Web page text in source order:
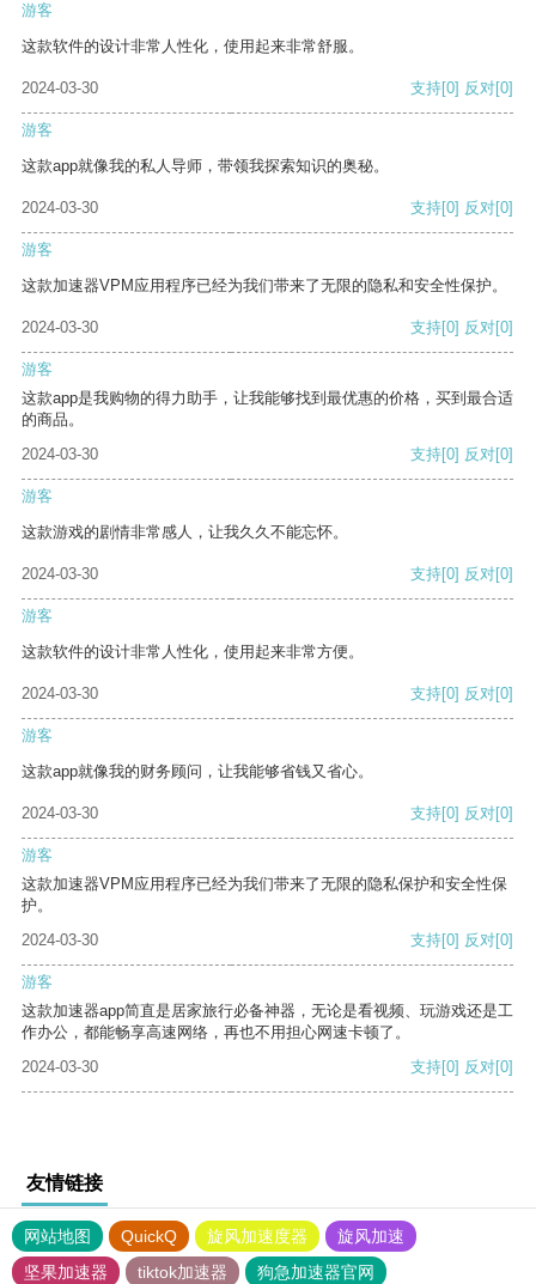
游客
这款软件的设计非常人性化，使用起来非常舒服。
2024-03-30 支持[0] 反对[0]
游客
这款app就像我的私人导师，带领我探索知识的奥秘。
2024-03-30 支持[0] 反对[0]
游客
这款加速器VPM应用程序已经为我们带来了无限的隐私和安全性保护。
2024-03-30 支持[0] 反对[0]
游客
这款app是我购物的得力助手，让我能够找到最优惠的价格，买到最合适
的商品。
2024-03-30
支持[0] 反对[0]
游客
这款游戏的剧情非常感人，让我久久不能忘怀。
2024-03-30 支持[0] 反对[0]
游客
这款软件的设计非常人性化，使用起来非常方便。
2024-03-30 支持[0] 反对[0]
游客
这款app就像我的财务顾问，让我能够省钱又省心。
2024-03-30 支持[0] 反对[0]
游客
这款加速器VPM应用程序已经为我们带来了无限的隐私保护和安全性保
护。
2024-03-30
支持[0] 反对[0]
游客
这款加速器app简直是居家旅行必备神器，无论是看视频、玩游戏还是工
作办公，都能畅享高速网络，再也不用担心网速卡顿了。
2024-03-30
支持[0] 反对[0]
友情链接
网站地图 QuickQ 旋风加速度器
旋风加速
坚果加速器
tiktok加速器
狗急加速器官网